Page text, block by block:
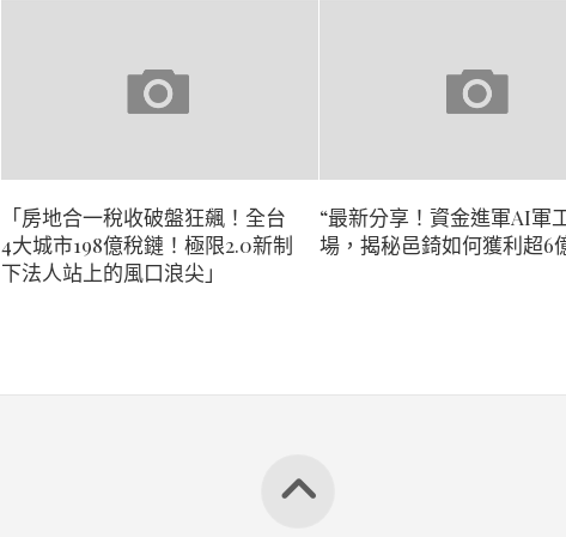
「房地合一稅收破盤狂飆！全台
4大城市198億稅鏈！極限2.0新制
下法人站上的風口浪尖」
“最新分享！資金進軍AI軍
場，揭秘邑錡如何獲利超6